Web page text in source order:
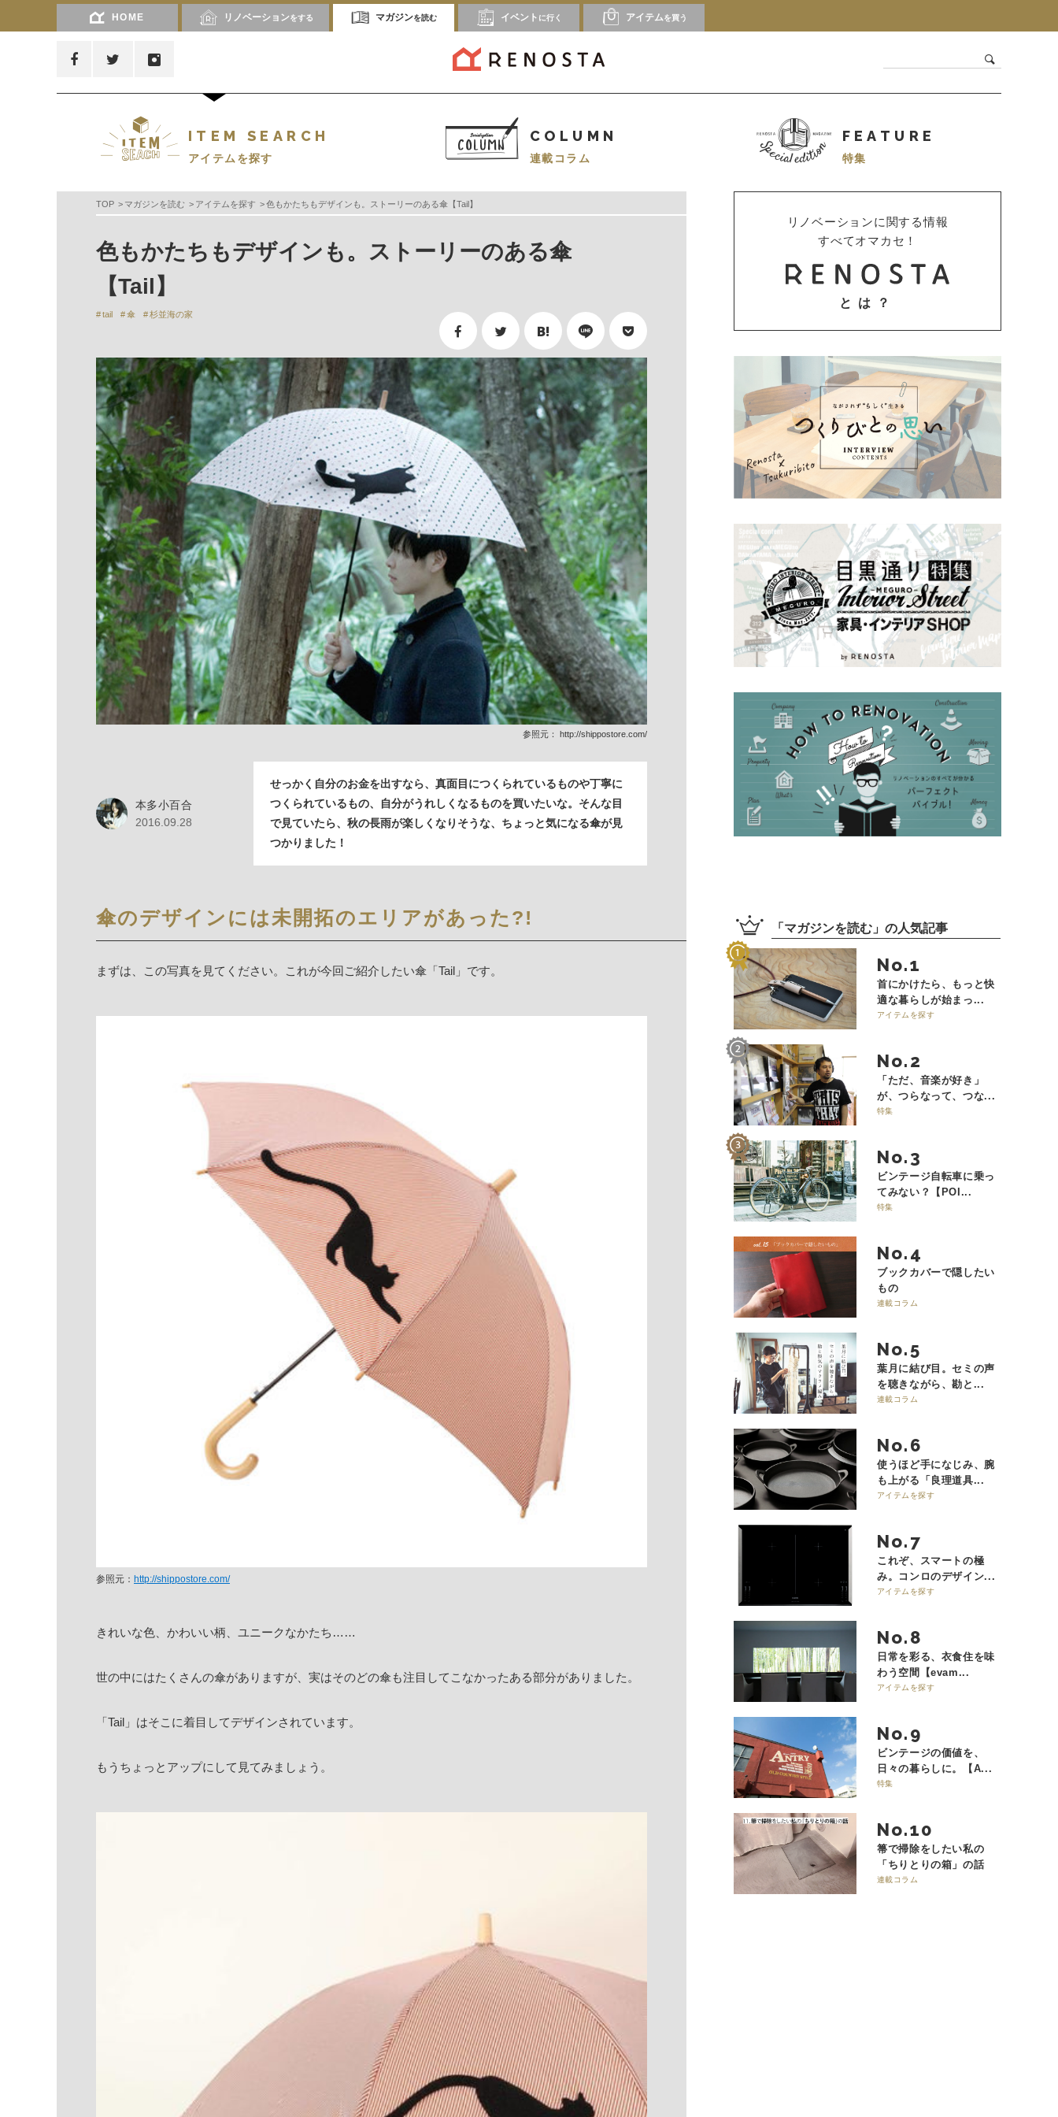
HOME リノベーションをする マガジンを読む イベント に行く アイテムを買う
ITEM SEARCH
アイテムを探す
COLUMN
連載コラム
FEATURE
特集
TOP マガジンを読む アイテムを探す 色もかたちもデザインも。ストーリーのある傘【Tail】
色もかたちもデザインも。ストーリーのある傘
【Tail】
tail 傘 杉並海の家
参照元： http://shippostore.com/
本多小百合
2016.09.28
せっかく自分のお金を出すなら、真面目につくられているものや丁寧に
つくられているもの、自分がうれしくなるものを買いたいな。そんな目
で見ていたら、秋の長雨が楽しくなりそうな、ちょっと気になる傘が見
つかりました！
傘のデザインには未開拓のエリアがあった?!
まずは、この写真を見てください。これが今回ご紹介したい傘「Tail」です。
参照元： http://shippostore.com/
きれいな色、かわいい柄、ユニークなかたち……
世の中にはたくさんの傘がありますが、実はそのどの傘も注目してこなかったある部分がありました。
「Tail」はそこに着目してデザインされています。
もうちょっとアップにして見てみましょう。
リノベーションに関する情報
すべてオマカセ！
とは？
「 マガジンを読む 」の人気記事
No.
首にかけたら、もっと快
適な暮らしが始まっ...
アイテムを探す
No.
「ただ、音楽が好き」
が、つらなって、つな...
特集
No.
ビンテージ自転車に乗っ
てみない？【POI...
特集
No.
ブックカバーで隠したい
もの
連載コラム
No.
葉月に結び目。セミの声
を聴きながら、勘と...
連載コラム
No.
使うほど手になじみ、腕
も上がる「良理道具...
アイテムを探す
No.
これぞ、スマートの極
み。コンロのデザイン...
アイテムを探す
No.
日常を彩る、衣食住を味
わう空間【evam...
アイテムを探す
No.
ビンテージの価値を、
日々の暮らしに。【A...
特集
No.
箒で掃除をしたい私の
「ちりとりの箱」の話
連載コラム